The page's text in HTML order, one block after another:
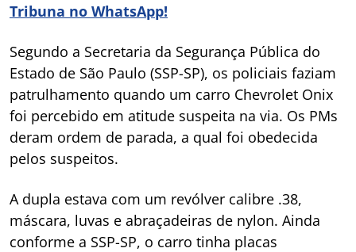
Tribuna no WhatsApp!
Segundo a Secretaria da Segurança Pública do
Estado de São Paulo (SSP-SP), os policiais faziam
patrulhamento quando um carro Chevrolet Onix
foi percebido em atitude suspeita na via. Os PMs
deram ordem de parada, a qual foi obedecida
pelos suspeitos.
A dupla estava com um revólver calibre .38,
máscara, luvas e abraçadeiras de nylon. Ainda
conforme a SSP-SP, o carro tinha placas